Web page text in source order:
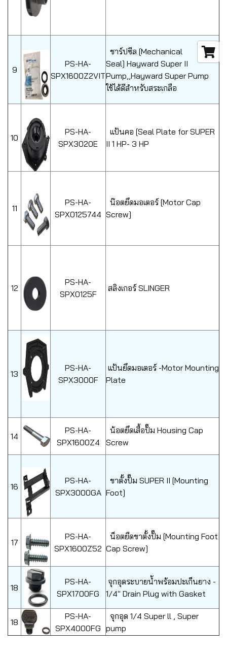
9
PS-HA-
SPX1600Z2VIT
ชาร์ปซีล [Mechanical
Seal] Hayward Super II
Pump,,Hayward Super Pump
ใช้ได้ดีสำหรับสระเกลือ
10
PS-HA-
SPX3020E
แป้นคอ [Seal Plate for SUPER
II 1 HP- 3 HP
11
PS-HA-
SPX0125744
น๊อตยึดมอเตอร์ [Motor Cap
Screw]
12
PS-HA-
SPX0125F
สลิงเกอร์ SLINGER
13
PS-HA-
SPX3000F
แป้นยึดมอเตอร์ -Motor Mounting
Plate
14
PS-HA-
SPX1600Z4
น้อตยึดเสื้อปั๊ม Housing Cap
Screw
16
PS-HA-
SPX3000GA
ขาตั้งปั๊ม SUPER II [Mounting
Foot]
17
PS-HA-
SPX1600Z52
น็อตยืดขาตั้งปั๊ม [Mounting Foot
Cap Screw]
18
PS-HA-
SPX1700FG
จุกอุดระบายน้ำพร้อมปะเก็นยาง -
1/4" Drain Plug with Gasket
18
PS-HA-
SPX4000FG
จุกอุด 1/4 Super ll , Super
pump